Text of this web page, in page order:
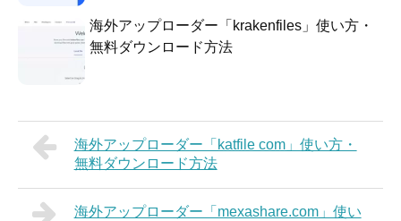
海外アップローダー「krakenfiles」使い方・
無料ダウンロード方法
海外アップローダー「katfile com」使い方・
無料ダウンロード方法
海外アップローダー「mexashare.com」使い